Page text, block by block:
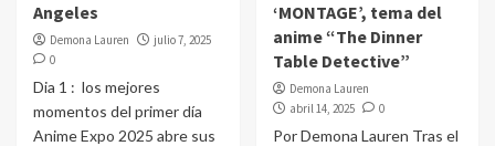
Angeles
Demona Lauren
julio 7, 2025
0
Dia 1 : los mejores
momentos del primer día
Anime Expo 2025 abre sus
‘MONTAGE’, tema del
anime “The Dinner
Table Detective”
Demona Lauren
abril 14, 2025
0
Por Demona Lauren Tras el